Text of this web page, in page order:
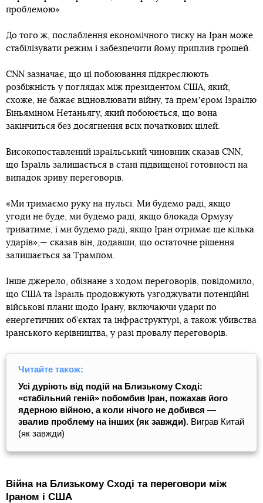
проблемою».
До того ж, послаблення економічного тиску на Іран може
стабілізувати режим і забезпечити йому приплив грошей.
CNN зазначає, що ці побоювання підкреслюють
розбіжність у поглядах між президентом США, який,
схоже, не бажає відновлювати війну, та премʼєром Ізраїлю
Біньяміном Нетаньягу, який побоюється, що вона
закінчиться без досягнення всіх початкових цілей.
Високопоставлений ізраїльський чиновник сказав CNN,
що Ізраїль залишається в стані підвищеної готовності на
випадок зриву переговорів.
«Ми тримаємо руку на пульсі. Ми будемо раді, якщо
угоди не буде, ми будемо раді, якщо блокада Ормузу
триватиме, і ми будемо раді, якщо Іран отримає ще кілька
ударів»,— сказав він, додавши, що остаточне рішення
залишається за Трампом.
Інше джерело, обізнане з ходом переговорів, повідомило,
що США та Ізраїль продовжують узгоджувати потенційні
військові плани щодо Ірану, включаючи удари по
енергетичних об’єктах та інфраструктурі, а також убивства
іранського керівництва, у разі провалу переговорів.
Читайте також:
Усі дуріють від подій на Близькому Сході:
«стабільний геній» побомбив Іран, пожахав його
ядерною війною, а коли нічого не добився —
звалив проблему на інших (як завжди). Виграв Китай
(як завжди)
Війна на Близькому Сході та переговори між
Іраном і США